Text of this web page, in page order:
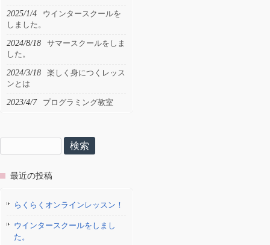
2025/1/4
ウインタースクールを
しました。
2024/8/18
サマースクールをしま
した。
2024/3/18
楽しく身につくレッス
ンとは
2023/4/7 プログラミング教室
索:
最近の投稿
らくらくオンラインレッスン！
ウインタースクールをしまし
た。